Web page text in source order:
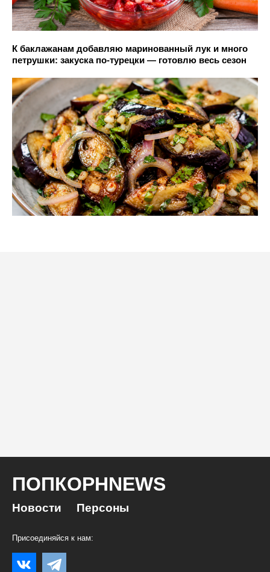
К баклажанам добавляю маринованный лук и много
петрушки: закуска по-турецки — готовлю весь сезон
ПОПКОРНNEWS
Новости Персоны
Присоединяйся к нам: